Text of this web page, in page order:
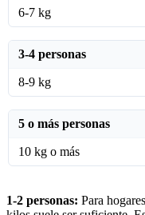
6-7 kg
3-4 personas
8-9 kg
5 o más personas
10 kg o más
1-2 personas: Para